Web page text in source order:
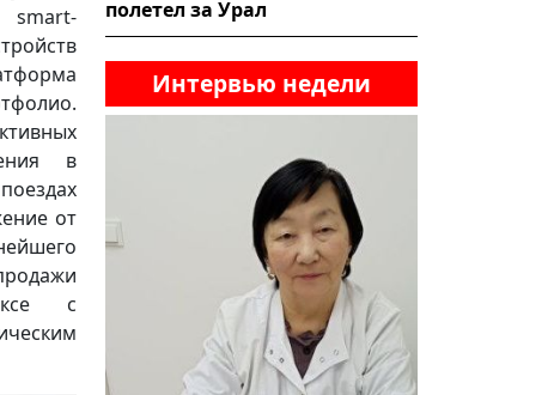
smart-
в
от
с
полетел за Урал
Интервью недели